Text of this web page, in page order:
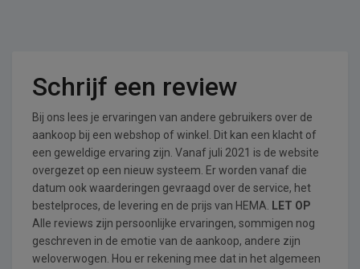
Schrijf een review
Bij ons lees je ervaringen van andere gebruikers over de
aankoop bij een webshop of winkel. Dit kan een klacht of
een geweldige ervaring zijn. Vanaf juli 2021 is de website
overgezet op een nieuw systeem. Er worden vanaf die
datum ook waarderingen gevraagd over de service, het
bestelproces, de levering en de prijs van HEMA.
LET OP
Alle reviews zijn persoonlijke ervaringen, sommigen nog
geschreven in de emotie van de aankoop, andere zijn
weloverwogen. Hou er rekening mee dat in het algemeen